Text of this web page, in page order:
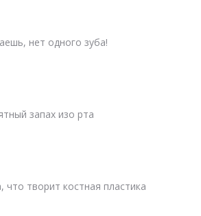
нет одного зуба!
запах изо рта
что творит костная пластика